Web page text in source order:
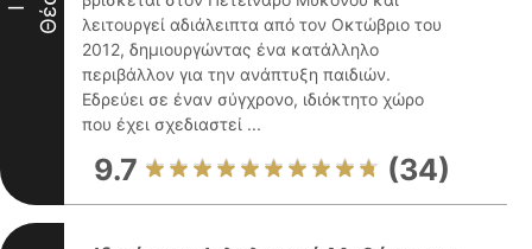
I
λειτουργεί αδιάλειπτα από τον Οκτώβριο του
2012, δημιουργώντας ένα κατάλληλο
περιβάλλον για την ανάπτυξη παιδιών.
Εδρεύει σε έναν σύγχρονο, ιδιόκτητο χώρο
που έχει σχεδιαστεί ...
9.7 (34)